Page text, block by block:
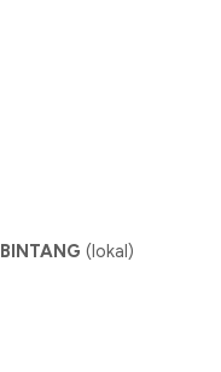
BINTANG (lokal)